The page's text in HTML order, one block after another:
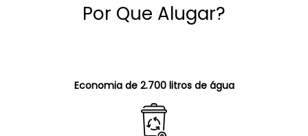
Por Que Alugar?
Economia de 2.700 litros de água